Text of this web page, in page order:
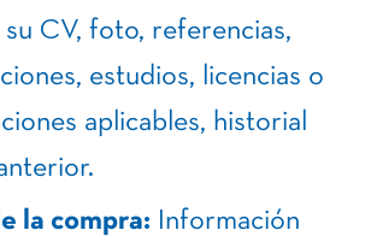
CV, foto, referencias,
estudios, licencias o
aplicables, historial
la compra: Información